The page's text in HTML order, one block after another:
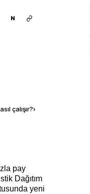
N
çalışır?›
pay
Dağıtım
yeni